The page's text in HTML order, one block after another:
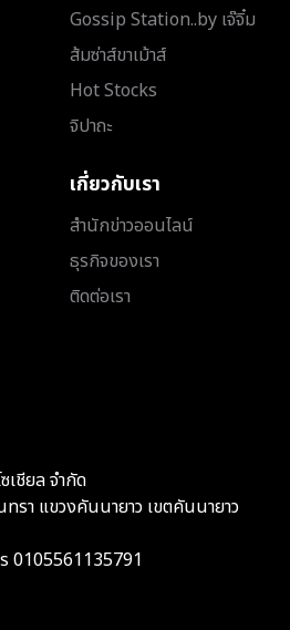
Gossip Station..by เจ๊จิ๋ม
ส้มซ่าส์ขาเม้าส์
Hot Stocks
จิปาถะ
เกี่ยวกับเรา
สำนักข่าวออนไลน์
ธุรกิจของเรา
ติดต่อเรา
เชียล จำกัด
รา แขวงคันนายาว เขตคันนายาว
0105561135791